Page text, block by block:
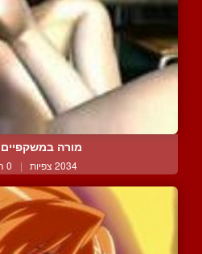
מורה
2034 צפיות | 0 המלצות